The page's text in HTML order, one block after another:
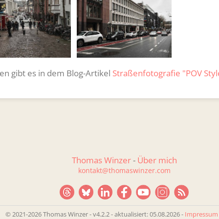
gibt es in dem Blog-Artikel Straßenfotografie "POV
Thomas Winzer- Über mich
kontakt@thomaswinzer.com
© 2021-2026 Thomas Winzer - v4.2.2-aktualisiert: 05.08.2026 - Impressum